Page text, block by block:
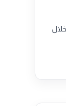
(11.14 مليار درهم) خلال